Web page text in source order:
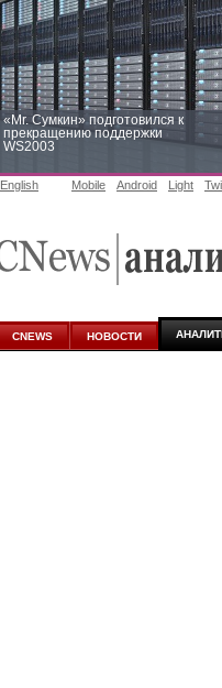
«Mr. Сумкин» подготовился к
прекращению поддержки
WS2003
аналитике
English Mobile Android Light
CNEWS НОВОСТИ